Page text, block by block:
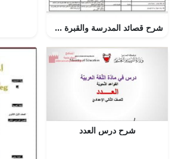
شرح قصائد المدرسة والقبرة وابنها وضاد العرب والزهرة والمطر
شرح درس العدد